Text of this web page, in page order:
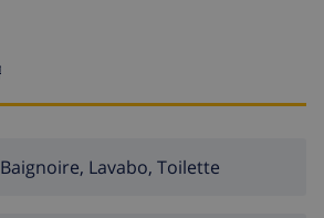
Baignoire, Lavabo, Toilette